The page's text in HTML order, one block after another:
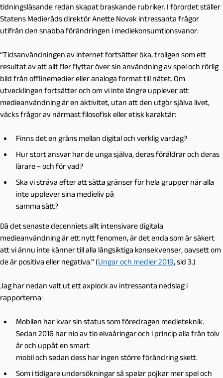
tidningsläsande redan skapat braskande rubriker. I förordet ställer
Statens Medieråds direktör Anette Novak intressanta frågor
utifrån den snabba förändringen i mediekonsumtionsvanor:
”Tidsanvändningen av internet fortsätter öka, troligen som ett
resultat av att allt fler flyttar över sin användning av spel och rörlig
bild från offlinemedier eller analoga format till nätet. Om
utvecklingen fortsätter och om vi inte längre upplever att
medieanvändning är en aktivitet, utan att den utgör själva livet,
väcks frågor av närmast filosofisk eller etisk karaktär:
Finns det en gräns mellan digital och verklig vardag?
Hur stort ansvar har de unga själva, deras föräldrar och deras
lärare – och för vad?
Ska vi sträva efter att sätta gränser för hela grupper när alla
inte upplever sina medieliv på
samma sätt?
Då det senaste decenniets allt intensivare digitala
medieanvändning är ett nytt fenomen, är det enda som är säkert
att vi ännu inte känner till alla långsiktiga konsekvenser, oavsett om
de är positiva eller negativa.” (Ungar och medier 2019, sid 3.)
Jag har nedan valt ut ett axplock av intressanta nedslag i
rapporterna:
Mobilen har kvar sin status som föredragen medieteknik.
Sedan 2016 har nio av tio elvaåringar och i princip alla från tolv
år och uppåt en smart
mobil och sedan dess har ingen större förändring skett.
Som i tidigare undersökningar så spelar pojkar mer spel och